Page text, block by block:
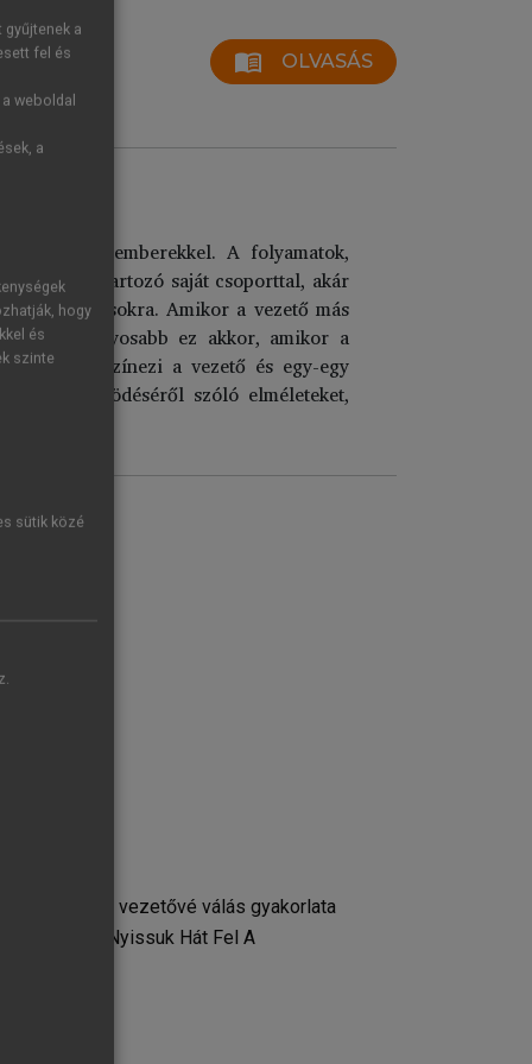
menu_book OLVASÁS
más emberekkel. A folyamatok,
vezető alá tartozó saját csoporttal, akár
Amikor a vezető más
hangsúlyosabb ez akkor, amikor a
tovább színezi a vezető és egy-egy
belső működéséről szóló elméleteket,
• A hiteles vezetővé válás gyakorlata
• „Nyissuk Hát Fel A
a
fel és
weboldal
a
hogy
és
szinte
sütik közé